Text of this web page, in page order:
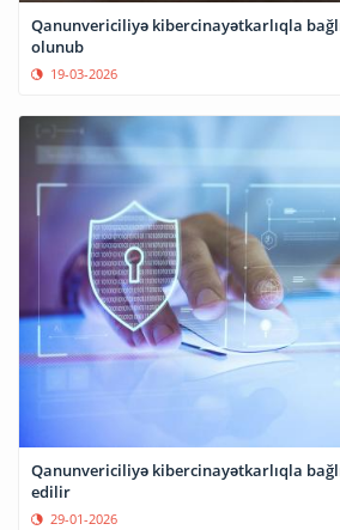
Qanunvericiliyə kibercinayətkarlıqla
olunub
19-03-2026
Qanunvericiliyə kibercinayətkarlıqla
edilir
29-01-2026